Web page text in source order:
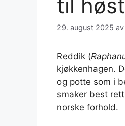
til høst
29. august 2025 av
Reddik (
kjøkkenhagen.
og potte som i
smaker best
norske forhold.